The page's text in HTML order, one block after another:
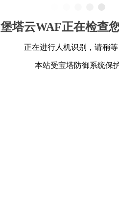
堡塔云WAF正在检查
正在进行人机识别，请稍
本站受宝塔防御系统保